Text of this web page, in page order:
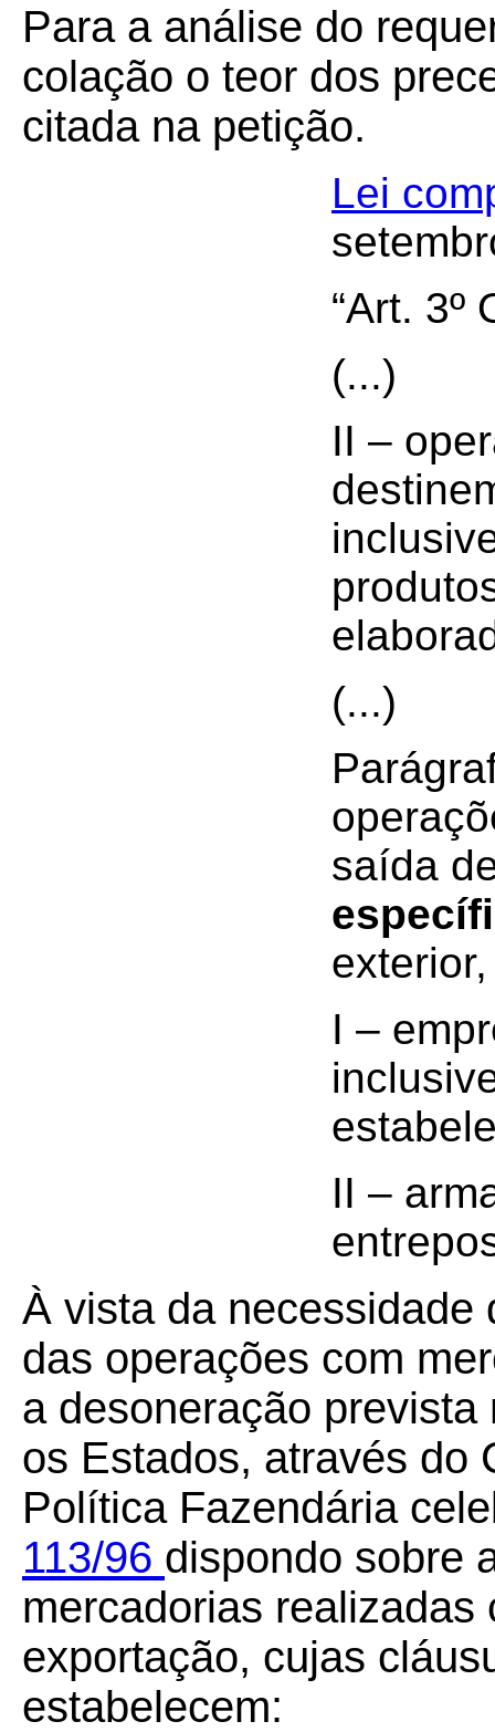
Para a análise do
colação o teor dos
citada na petição.
Lei
“Art. 3º
(...)
II –
(...)
saída
I –
II –
À vista da necessidade
das operações com
a desoneração
os Estados, através do
Política Fazendária
113/96 dispondo sobre
mercadorias
exportação, cujas
estabelecem: